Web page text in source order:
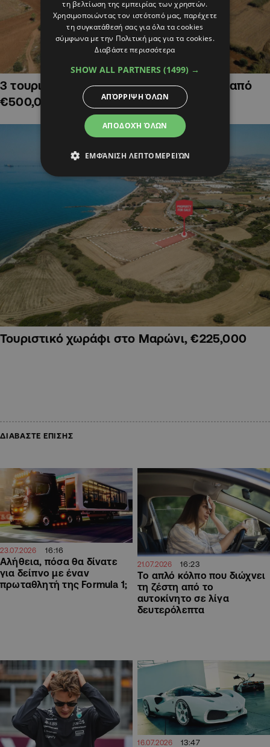
3 τουριστικά χωράφια στην Αγία Νάπα, από
€500,000
Τουριστικό χωράφι στο Μαρώνι, €225,000
ΔΙΑΒΑΣΤΕ ΕΠΙΣΗΣ
23.07.2026 16:16
Αλήθεια, πόσα θα δίνατε
για δείπνο με έναν
πρωταθλητή της Formula 1;
21.07.2026 16:23
Το απλό κόλπο που διώχνει
τη ζέστη από το
αυτοκίνητο σε λίγα
δευτερόλεπτα
16.07.2026 13:47
τη βελτίωση της εμπειρίας των χρηστών.
Χρησιμοποιώντας τον ιστότοπό μας, παρέχετε
τη συγκατάθεσή σας για όλα τα cookies
σύμφωνα με την Πολιτική μας για τα cookies.
Διαβάστε περισσότερα
SHOW ALL PARTNERS (1499) →
ΑΠΟΔΟΧΉ ΌΛΩΝ
ΑΠΌΡΡΙΨΗ ΌΛΩΝ
ΕΜΦΆΝΙΣΗ ΛΕΠΤΟΜΕΡΕΙΏΝ